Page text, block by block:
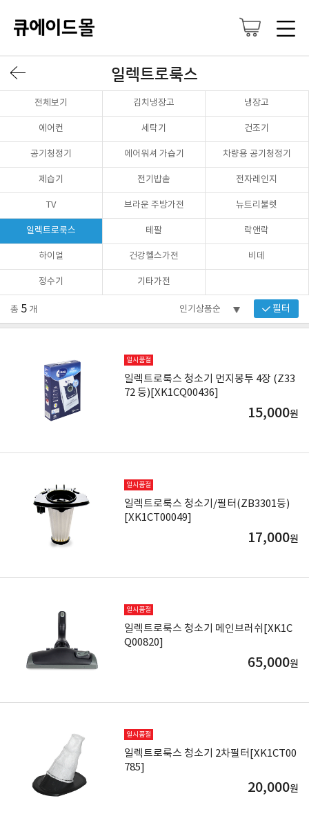
일렉트로룩스
전체보기 김치냉장고 냉장고
에어컨 세탁기 건조기
공기청정기 에어워셔 가습기 차량용 공기청정기
제습기 전기밥솥 전자레인지
TV 브라운 주방가전 뉴트리불렛
일렉트로룩스 테팔 락앤락
하이얼 건강헬스가전 비데
정수기 기타가전
총 5 개 필터
일시품절
일렉트로룩스 청소기 먼지봉투 4장 (Z33
72 등)[XK1CQ00436]
15,000원
일시품절
일렉트로룩스 청소기/필터(ZB3301등)
[XK1CT00049]
17,000원
일시품절
일렉트로룩스 청소기 메인브러쉬[XK1C
Q00820]
65,000원
일시품절
일렉트로룩스 청소기 2차필터[XK1CT00
785]
20,000원